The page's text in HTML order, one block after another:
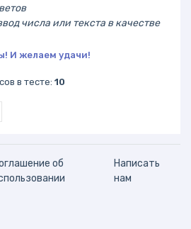
числа или текста в качестве
И желаем удачи!
в тесте: 10
об
Написать
нам